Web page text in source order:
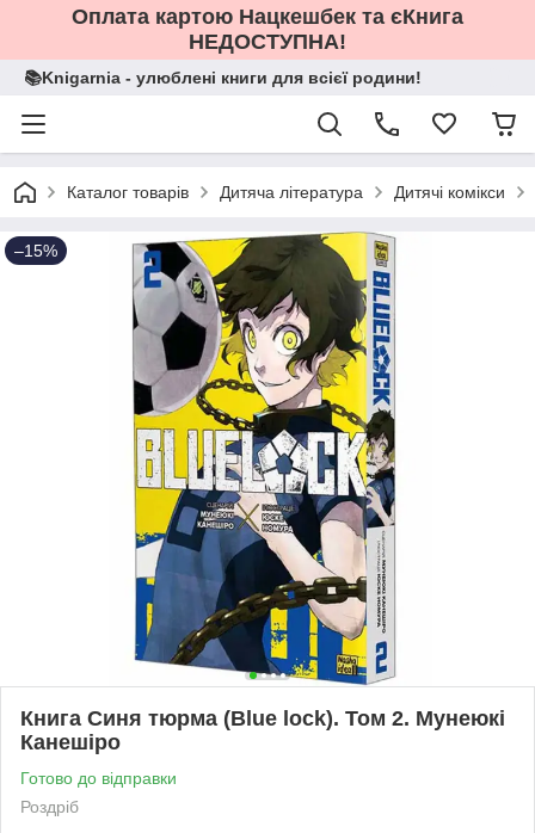
Оплата картою Нацкешбек та єКнига
НЕДОСТУПНА!
📚Knigarnia - улюблені книги для всієї родини!
Каталог товарів Дитяча література Дитячі комікси
–15%
Книга Синя тюрма (Blue lock). Том 2. Мунеюкі
Канешіро
Готово до відправки
Роздріб